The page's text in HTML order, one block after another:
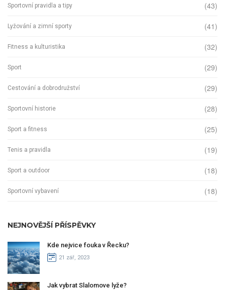
Sportovní pravidla a tipy (43)
Lyžování a zimní sporty (41)
Fitness a kulturistika (32)
Sport (29)
Cestování a dobrodružství (29)
Sportovní historie (28)
Sport a fitness (25)
Tenis a pravidla (19)
Sport a outdoor (18)
Sportovní vybavení (18)
NEJNOVĚJŠÍ PŘÍSPĚVKY
Kde nejvice fouka v Řecku?
21 zář, 2023
Jak vybrat Slalomove lyže?